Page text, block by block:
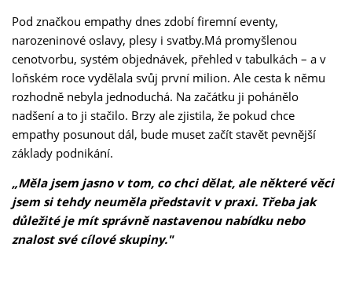
Pod značkou empathy dnes zdobí firemní eventy,
narozeninové oslavy, plesy i svatby.Má promyšlenou
cenotvorbu, systém objednávek, přehled v tabulkách – a v
loňském roce vydělala svůj první milion. Ale cesta k němu
rozhodně nebyla jednoduchá. Na začátku ji pohánělo
nadšení a to ji stačilo. Brzy ale zjistila, že pokud chce
empathy posunout dál, bude muset začít stavět pevnější
základy podnikání.
„Měla jsem jasno v tom, co chci dělat, ale některé věci
jsem si tehdy neuměla představit v praxi. Třeba jak
důležité je mít správně nastavenou nabídku nebo
znalost své cílové skupiny."